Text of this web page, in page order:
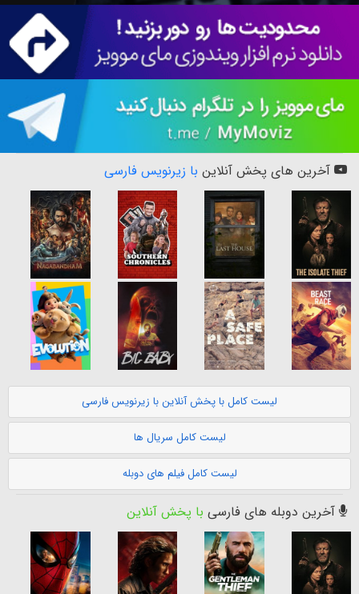
آخرین های پخش آنلاین با زیرنویس فارسی
لیست کامل با پخش آنلاین با زیرنویس فارسی
لیست کامل سریال ها
لیست کامل فیلم های دوبله
آخرین دوبله های فارسی با پخش آنلاین